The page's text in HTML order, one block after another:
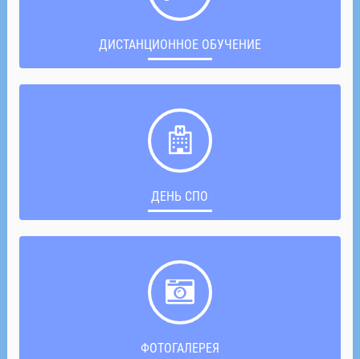
ДИСТАНЦИОННОЕ ОБУЧЕНИЕ
ДЕНЬ СПО
ФОТОГАЛЕРЕЯ